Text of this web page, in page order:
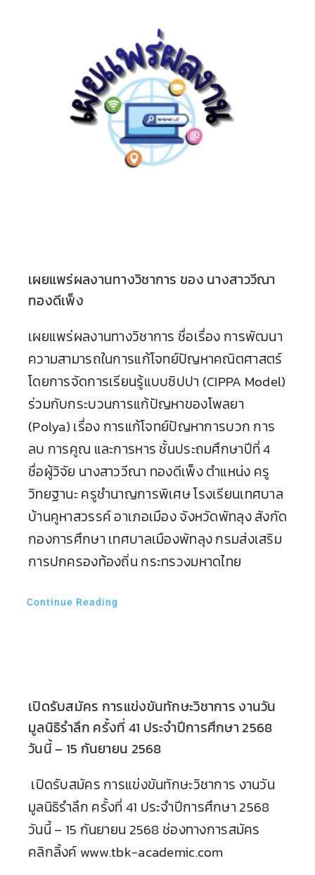
เผยแพร่ผลงานทางวิชาการ ของ นางสาววีณา
ทองดีเพ็ง
เผยแพร่ผลงานทางวิชาการ ชื่อเรื่อง การพัฒนา
ความสามารถในการแก้โจทย์ปัญหาคณิตศาสตร์
โดยการจัดการเรียนรู้แบบซิปปา (CIPPA Model)
ร่วมกับกระบวนการแก้ปัญหาของโพลยา
(Polya) เรื่อง การแก้โจทย์ปัญหาการบวก การ
ลบ การคูณ และการหาร ชั้นประถมศึกษาปีที่ 4
ชื่อผู้วิจัย นางสาววีณา ทองดีเพ็ง ตำแหน่ง ครู
วิทยฐานะ ครูชำนาญการพิเศษ โรงเรียนเทศบาล
บ้านคูหาสวรรค์ อาเภอเมือง จังหวัดพัทลุง สังกัด
กองการศึกษา เทศบาลเมืองพัทลุง กรมส่งเสริม
การปกครองท้องถิ่น กระทรวงมหาดไทย
Continue Reading
เปิดรับสมัคร การแข่งขันทักษะวิชาการ งานวัน
มูลนิธิรำลึก ครั้งที่ 41 ประจำปีการศึกษา 2568
วันนี้ – 15 กันยายน 2568
เปิดรับสมัคร การแข่งขันทักษะวิชาการ งานวัน
มูลนิธิรำลึก ครั้งที่ 41 ประจำปีการศึกษา 2568
วันนี้ – 15 กันยายน 2568 ช่องทางการสมัคร
คลิกลิ้งค์ www.tbk-academic.com